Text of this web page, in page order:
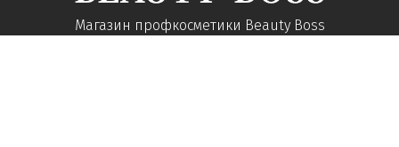
Магазин профкосметики Beauty Boss